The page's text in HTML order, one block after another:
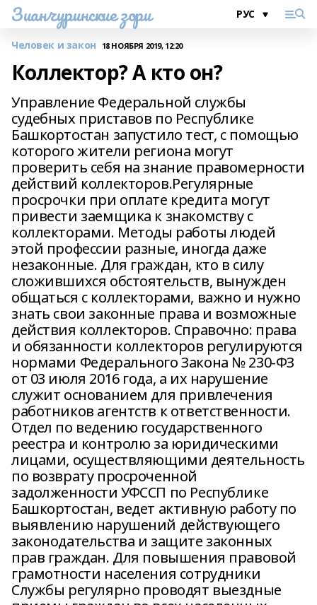
Зианчуринские зори
Человек и закон 18 НОЯБРЯ 2019, 12:20
Коллектор? А кто он?
Управление Федеральной службы
судебных приставов по Республике
Башкортостан запустило тест, с помощью
которого жители региона могут
проверить себя на знание правомерности
действий коллекторов.Регулярные
просрочки при оплате кредита могут
привести заемщика к знакомству с
коллекторами. Методы работы людей
этой профессии разные, иногда даже
незаконные. Для граждан, кто в силу
сложившихся обстоятельств, вынужден
общаться с коллекторами, важно и нужно
знать свои законные права и возможные
действия коллекторов. Справочно: права
и обязанности коллекторов регулируются
нормами Федерального Закона № 230-ФЗ
от 03 июля 2016 года, а их нарушение
служит основанием для привлечения
работников агентств к ответственности.
Отдел по ведению государственного
реестра и контролю за юридическими
лицами, осуществляющими деятельность
по возврату просроченной
задолженности УФССП по Республике
Башкортостан, ведет активную работу по
выявлению нарушений действующего
законодательства и защите законных
прав граждан. Для повышения правовой
грамотности населения сотрудники
Службы регулярно проводят выездные